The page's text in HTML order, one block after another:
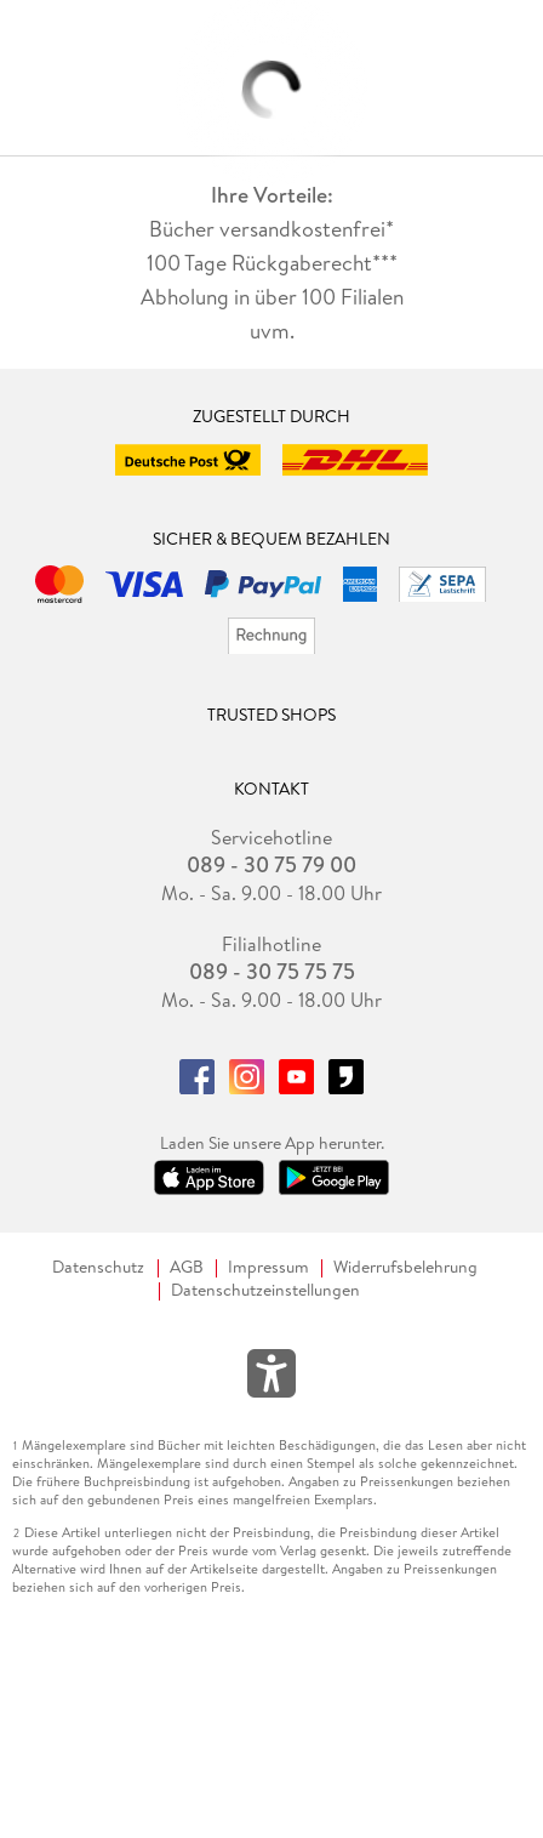
Ihre Vorteile:
Bücher versandkostenfrei*
100 Tage Rückgaberecht***
Abholung in über 100 Filialen
uvm.
ZUGESTELLT DURCH
SICHER & BEQUEM BEZAHLEN
TRUSTED SHOPS
KONTAKT
Servicehotline
089 - 30 75 79 00
Mo. - Sa. 9.00 - 18.00 Uhr
Filialhotline
089 - 30 75 75 75
Mo. - Sa. 9.00 - 18.00 Uhr
Laden Sie unsere App herunter.
Datenschutz AGB Impressum
Widerrufsbelehrung
Datenschutzeinstellungen
1 Mängelexemplare sind Bücher mit leichten Beschädigungen, die das Lesen aber nicht
einschränken. Mängelexemplare sind durch einen Stempel als solche gekennzeichnet.
Die frühere Buchpreisbindung ist aufgehoben. Angaben zu Preissenkungen beziehen
sich auf den gebundenen Preis eines mangelfreien Exemplars.
2 Diese Artikel unterliegen nicht der Preisbindung, die Preisbindung dieser Artikel
wurde aufgehoben oder der Preis wurde vom Verlag gesenkt. Die jeweils zutreffende
Alternative wird Ihnen auf der Artikelseite dargestellt. Angaben zu Preissenkungen
beziehen sich auf den vorherigen Preis.